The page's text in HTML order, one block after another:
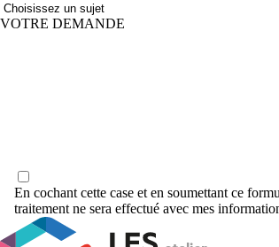
VOTRE DEMANDE
En cochant cette case et en soumettant ce
traitement ne sera effectué avec mes